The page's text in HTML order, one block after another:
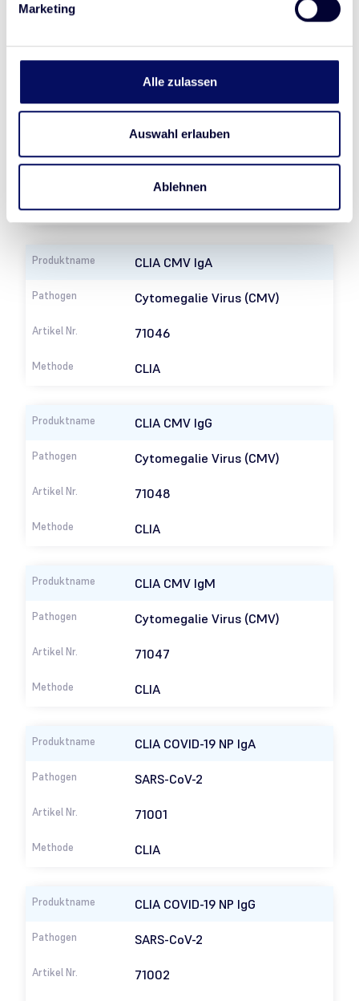
Marketing
Alle zulassen
Auswahl erlauben
Ablehnen
CLIA
CLIA Chromogranin A
CLIA
CLIA CMV IgA
Cytomegalie Virus (CMV)
CLIA
71046
CLIA CMV IgG
Cytomegalie Virus (CMV)
CLIA
71048
CLIA CMV IgM
Cytomegalie Virus (CMV)
CLIA
71047
CLIA COVID-19 NP IgA
SARS-CoV-2
CLIA
71001
CLIA COVID-19 NP IgG
SARS-CoV-2
71002